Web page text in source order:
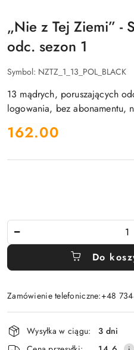
„Nie z Tej Ziemi” -
odc. sezon 1
Symbol: NZTZ_1_13_POL_BLACK
13 mądrych, poruszających
logowania, bez abonamentu,
cena:
162.00
Do
Zamówienie telefoniczne:+48
Dostępność
i
Wysyłka w ciągu:
3 dni